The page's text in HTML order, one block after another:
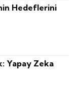
Hedeflerini
Yapay Zeka